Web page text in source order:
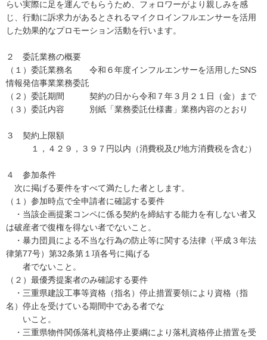
らい実際に足を運んでもらうため、フォロワーがより親しみを感
じ、行動に訴求力があるとされるマイクロインフルエンサーを活用
した効果的なプロモーション活動を行います。
２ 委託業務の概要
（１）委託業務名 令和６年度インフルエンサーを活用したSNS
情報発信事業業務委託
（２）委託期間 契約の日から令和７年３月２１日（金）まで
（３）委託内容 別紙「業務委託仕様書」業務内容のとおり
３ 契約上限額
１，４２９，３９７円以内（消費税及び地方消費税を含む）
４ 参加条件
次に掲げる要件をすべて満たした者とします。
（１）参加時点で全申請者に確認する要件
・当該企画提案コンペに係る契約を締結する能力を有しない者又
は破産者で復権を得ない者でないこと。
・暴力団員による不当な行為の防止等に関する法律（平成３年法
律第77号）第32条第１項各号に掲げる
者でないこと。
（２）最優秀提案者のみ確認する要件
・三重県建設工事等資格（指名）停止措置要領により資格（指
名）停止を受けている期間中である者でな
いこと。
・三重県物件関係落札資格停止要綱により落札資格停止措置を受